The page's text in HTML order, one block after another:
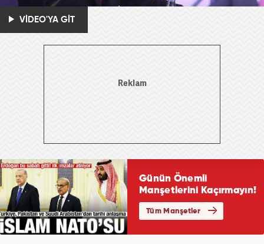
VİDEO'YA GİT